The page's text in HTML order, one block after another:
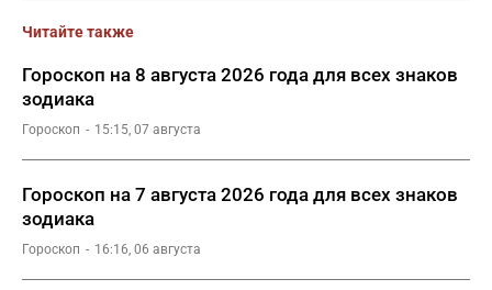
Читайте также
Гороскоп на 8 августа 2026 года для всех знаков
зодиака
Гороскоп 15:15, 07 августа
Гороскоп на 7 августа 2026 года для всех знаков
зодиака
Гороскоп 16:16, 06 августа